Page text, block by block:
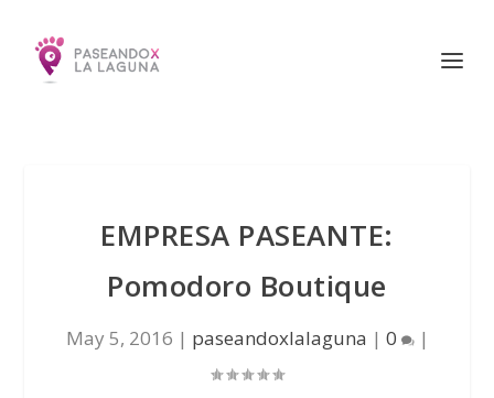
EMPRESA PASEANTE:
Pomodoro Boutique
May 5, 2016 | paseandoxlalaguna | 0 |